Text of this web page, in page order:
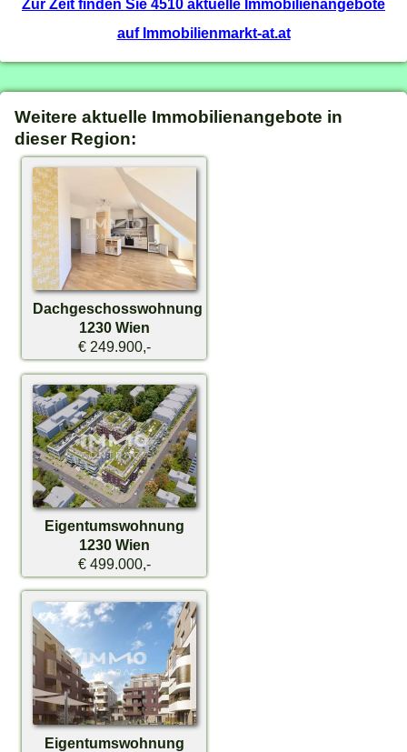
Zur Zeit finden Sie 4510 aktuelle Immobilienangebote
auf Immobilienmarkt-at.at
Weitere aktuelle Immobilienangebote in
dieser Region:
Dachgeschosswohnung
1230 Wien
€ 249.900,-
Eigentumswohnung
1230 Wien
€ 499.000,-
Eigentumswohnung